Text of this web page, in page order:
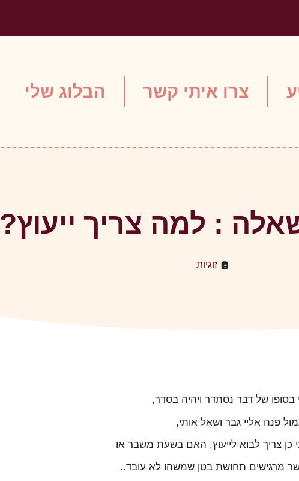
צרו איתי קשר הבלוג שלי
: למה צריך ייעוץ?
זוגיות
בסופו של דבר נסתדר ויהיה בסדר,
פנה אליי גבר ושאל אותי,
כן צריך לבוא לייעוץ, האם בשעת משבר או
מרגישים תחושת בטן שמשהו לא עובד..